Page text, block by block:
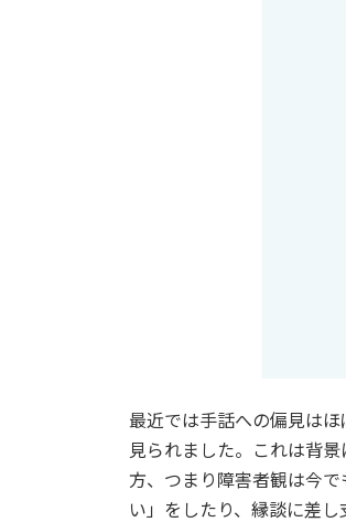
最近では手話への偏見は
見られました。これは背
方、つまり障害者観は今
い」をしたり、縁談に差